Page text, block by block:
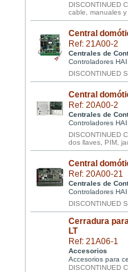
DISCONTINUED
cable, manuales y
Central
Ref: 21A00-2
Centrales de
Controladores
DISCONTINUED
Central
Ref: 20A00-2
Centrales de
Controladores
DISCONTINUED
dos llaves, PIM,
Central
Ref: 20A00-21
Centrales de
Controladores
DISCONTINUED
Cerradura
LT
Ref: 21A06-1
Accesorios
Accesorios para
DISCONTINUED